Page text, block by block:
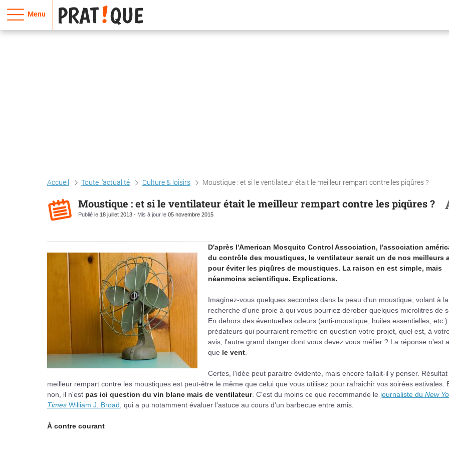
Menu
Accueil Toute l'actualité Culture & loisirs Moustique : et si le ventilateur était le meilleur rempart contre les piqûres ?
Moustique : et si le ventilateur était le meilleur rempart contre les piqûres ?
Publié le 18 juillet 2013 - Mis à jour le 05 novembre 2015
D'après l'American Mosquito Control Association, l'association
du contrôle des moustiques, le ventilateur serait un de nos meilleurs
pour éviter les piqûres de moustiques. La raison en est simple, mais
néanmoins scientifique. Explications.
Imaginez-vous quelques secondes dans la peau d'un moustique, volant à la
recherche d'une proie à qui vous pourriez dérober quelques microlitres de
En dehors des éventuelles odeurs (anti-moustique, huiles essentielles, etc.)
prédateurs qui pourraient remettre en question votre projet, quel est, à votre
avis, l'autre grand danger dont vous devez vous méfier ? La réponse n'est
que le vent
Certes, l'idée peut paraitre évidente, mais encore fallait-il y penser. Résultat
meilleur rempart contre les moustiques est peut-être le même que celui que vous utilisez pour rafraichir vos soirées estivales.
non, il n'est pas ici question du vin blanc mais de ventilateur. C'est du moins ce que recommande le journaliste du New
Times William J. Broad , qui a pu notamment évaluer l'astuce au cours d'un barbecue entre amis.
À contre courant